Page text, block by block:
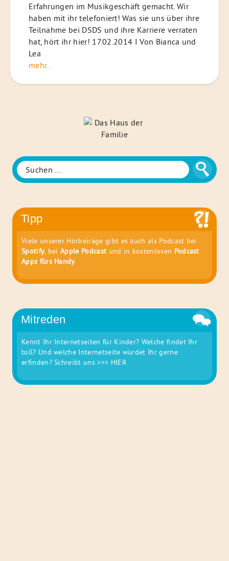
Erfahrungen im Musikgeschäft gemacht. Wir
haben mit ihr telefoniert! Was sie uns über ihre
Teilnahme bei DSDS und ihre Karriere verraten
hat, hört ihr hier! 17.02.2014 I Von Bianca und
Lea
mehr...
Familie
Suche
Suchen
nach:
Tipp
Viele unserer Hörbeiräge gibt es auch als Podcast bei
Spotify, beiApple Podcast und in kostenlosen Podcast
Apps fürs Handy.
Mitreden
Kennt Ihr Internetseiten für Kinder? Welche findet Ihr
toll? Und welche Internetseite würdet Ihr gerne
erfinden? Schreibt uns>>> HIER